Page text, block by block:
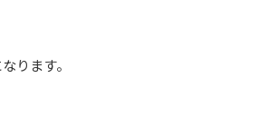
ります。